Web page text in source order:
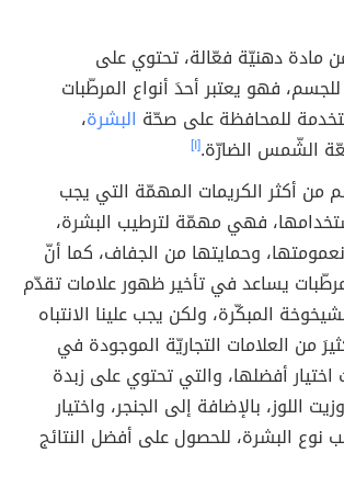
مادة دهنيّة فعّالة، تحتوي على
فهو يعتبر أحدَ أنواع المرطّبات
للمحافظة على صحّة البشرة،
الشّمس الضارّة.[١]
من أكثر الكريمات المهمّة التي يجب
فهي مهمّة لترطيب البشرة،
وحمايتها من الجفاف، كما أنّ
يساعد في تأخير ظهور علامات تقدّم
المبكّرة، ولكن يجب علينا الانتباه
من العلامات التجاريّة الموجودة في
أفضلها، والتي تحتوي على زبدة
اللوز، بالإضافة إلى الجنجر، واختيار
نوع البشرة، للحصول على أفضل النتائج